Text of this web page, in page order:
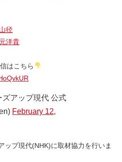
径
洋貴
はこちら
アップ現代 公式
February 12,
ップ現代(NHK)に取材協力を行いま